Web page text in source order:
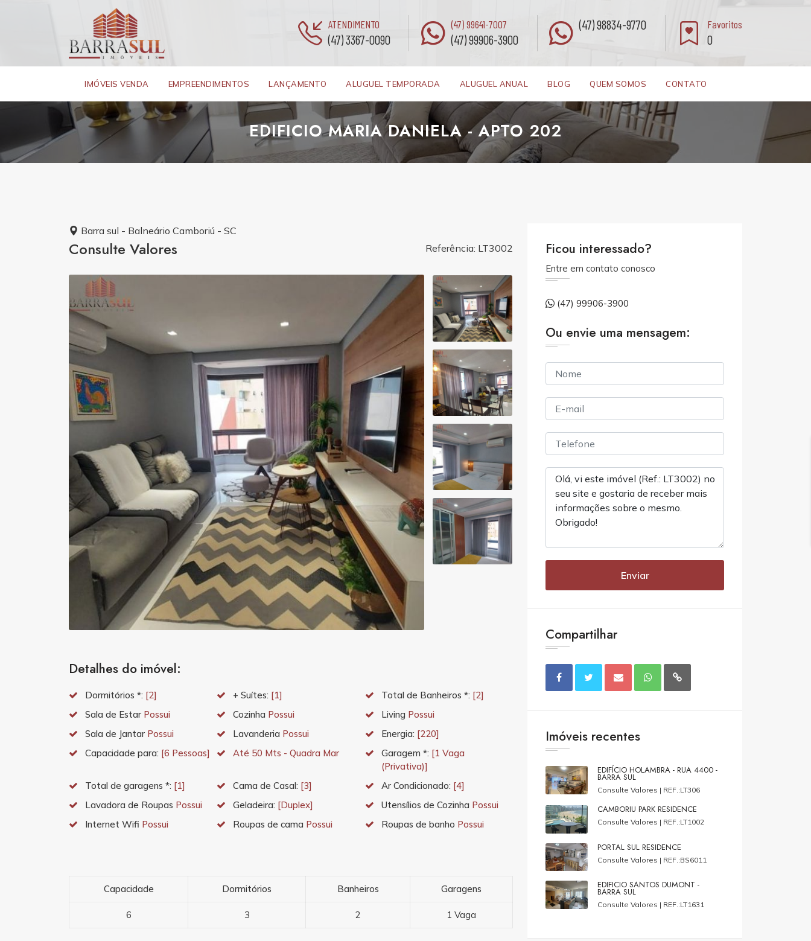
ATENDIMENTO
(47) 3367-0090
(47) 99641-7007
(47) 99906-3900
(47) 98834-9770 Favoritos
0
IMÓVEIS VENDA EMPREENDIMENTOS LANÇAMENTO ALUGUEL TEMPORADA ALUGUEL ANUAL BLOG QUEM SOMOS CONTATO
EDIFICIO MARIA DANIELA - APTO 202
Barra sul - Balneário Camboriú - SC
Consulte Valores Referência: LT3002
Detalhes do imóvel:
Dormitórios *: [2] + Suítes: [1] Total de Banheiros *: [2]
Sala de Estar Possui Cozinha Possui Living Possui
Sala de Jantar Possui Lavanderia Possui Energia: [220]
Capacidade para: [6 Pessoas] Até 50 Mts - Quadra Mar Garagem *: [1 Vaga
(Privativa)]
Total de garagens *: [1] Cama de Casal: [3] Ar Condicionado: [4]
Lavadora de Roupas Possui Geladeira: [Duplex] Utensílios de Cozinha Possui
Internet Wifi Possui Roupas de cama Possui Roupas de banho Possui
Capacidade Dormitórios Banheiros Garagens
6 3 2 1 Vaga
Ficou interessado?
Entre em contato conosco
(47) 99906-3900
Ou envie uma mensagem:
Enviar
Compartilhar
Imóveis recentes
EDIFÍCIO HOLAMBRA - RUA 4400 -
BARRA SUL
Consulte Valores | REF.:LT306
CAMBORIU PARK RESIDENCE
Consulte Valores | REF.:LT1002
PORTAL SUL RESIDENCE
Consulte Valores | REF.:BS6011
EDIFICIO SANTOS DUMONT -
BARRA SUL
Consulte Valores | REF.:LT1631